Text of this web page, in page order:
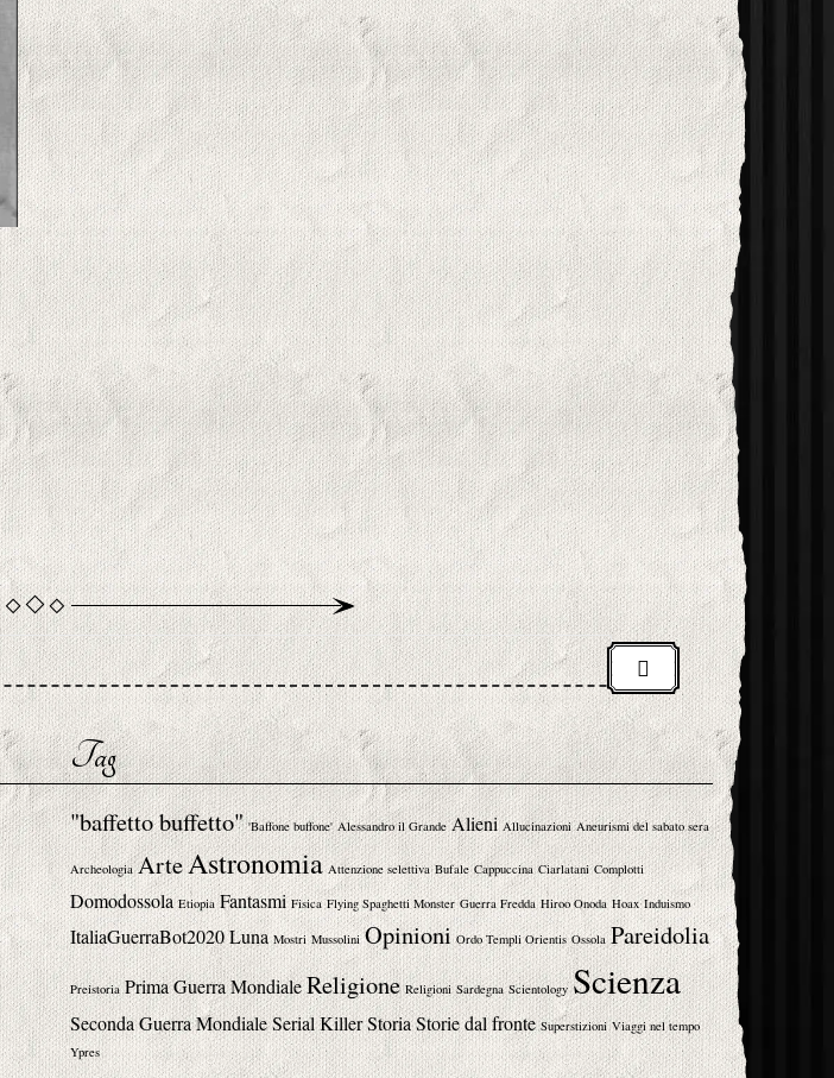
Tag
"baffetto buffetto" 'Baffone buffone' Alessandro il Grande Alieni Allucinazioni Aneurismi del sabato sera
Archeologia ArteAstronomia Attenzione selettiva Bufale Cappuccina Ciarlatani Complotti
Domodossola Etiopia Fantasmi Fisica Flying Spaghetti Monster Guerra Fredda Hiroo Onoda Hoax Induismo
ItaliaGuerraBot2020Luna Mostri Mussolini Opinioni Ordo Templi Orientis Ossola Pareidolia
Preistoria Prima Guerra MondialeReligione Religioni Sardegna Scientology Scienza
Seconda Guerra MondialeSerial KillerStoriaStorie dal fronte Superstizioni Viaggi nel tempo
Ypres